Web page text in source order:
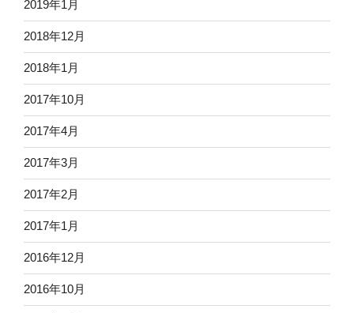
2019年1月
2018年12月
2018年1月
2017年10月
2017年4月
2017年3月
2017年2月
2017年1月
2016年12月
2016年10月